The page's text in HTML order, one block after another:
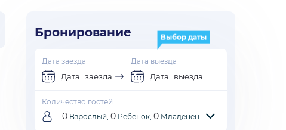
Бронирование Выбор даты
Дата заезда Дата выезда
Дата заезда Дата выезда
Количество гостей
0 Взрослый, 0 Ребенок, 0 Младенец